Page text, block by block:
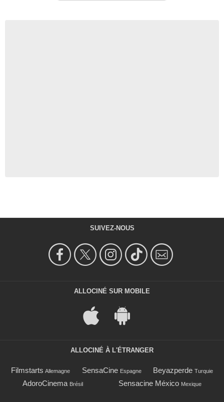
SUIVEZ-NOUS
ALLOCINÉ SUR MOBILE
ALLOCINÉ À L'ÉTRANGER
Filmstarts Allemagne SensaCine Espagne Beyazperde Turquie
AdoroCinema Brésil Sensacine México Mexique